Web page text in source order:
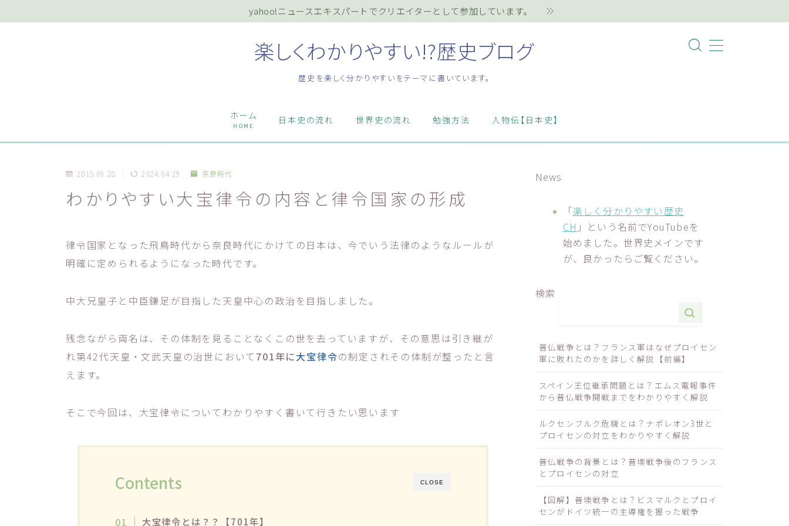
yahoo!ニュースエキスパートでクリエイターとして参加しています。
楽しくわかりやすい!?歴史ブログ
歴史を楽しく分かりやすいをテーマに書いています。
ホーム
HOME
日本史の流れ 世界史の流れ 勉強方法 人物伝【日本史】
ホーム
2015.09.28 2024.04.29 奈良時代
わかりやすい大宝律令の内容と律令国家の形成
律令国家となった飛鳥時代から奈良時代にかけての日本は、今でいう法律のようなルールが
明確に定められるようになった時代です。
中大兄皇子と中臣鎌足が目指した天皇中心の政治を目指しました。
残念ながら両名は、その体制を見ることなくこの世を去っていますが、その意思は引き継が
れ第42代天皇・文武天皇の治世において 701年に大宝律令の制定されその体制が整ったと言
えます。
そこで今回は、大宝律令についてわかりやすく書いて行きたい思います
CLOSE
Contents
大宝律令とは？？【701年】
News
「楽しく分かりやすい歴史
CH 」という名前でYouTubeを
始めました。世界史メインです
が、良かったらご覧ください。
検索
普仏戦争とは？フランス軍はなぜプロイセン
軍に敗れたのかを詳しく解説【前編】
スペイン王位継承問題とは？エムス電報事件
から普仏戦争開戦までをわかりやすく解説
ルクセンブルク危機とは？ナポレオン3世と
プロイセンの対立をわかりやすく解説
普仏戦争の背景とは？普墺戦争後のフランス
とプロイセンの対立
【図解】普墺戦争とは？ビスマルクとプロイ
センがドイツ統一の主導権を握った戦争